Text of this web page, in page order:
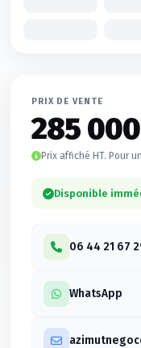
PRIX DE VENTE
285
Prix affiché HT. Pour
Disponible
06 44 21 67
WhatsApp